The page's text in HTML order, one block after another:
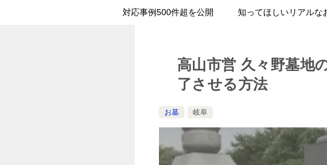
対応事例500件超を公開 知ってほしいリアルな
高山市営 久々野墓地
了させる方法
お墓 岐阜